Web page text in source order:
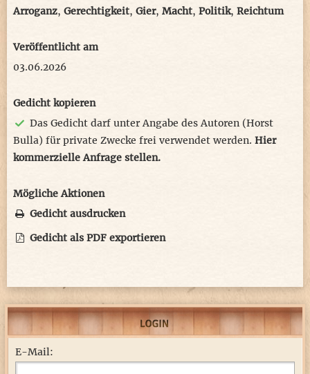
Arroganz, Gerechtigkeit, Gier, Macht, Politik, Reichtum
Veröffentlicht am
03.06.2026
Gedicht kopieren
Das Gedicht darf unter Angabe des Autoren (Horst
Bulla) für private Zwecke frei verwendet werden. Hier
kommerzielle Anfrage stellen.
Mögliche Aktionen
Gedicht ausdrucken
Gedicht als PDF exportieren
E-Mail: